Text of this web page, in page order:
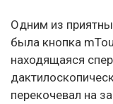
Одним из
была кнопка
находящаяся
перекочевал на